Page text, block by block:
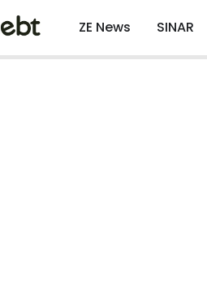
ZE News SINAR